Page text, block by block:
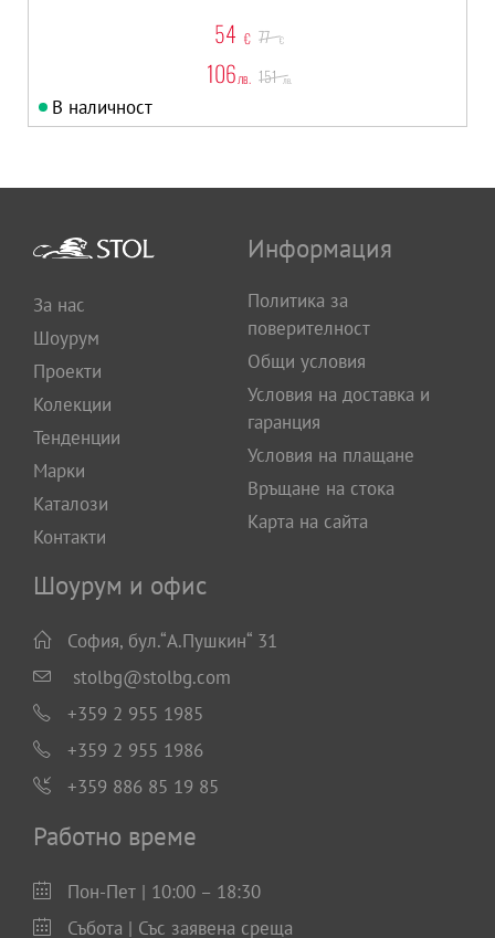
54 € 77 €
106лв. 151 лв.
В наличност
За нас
Шоурум
Проекти
Колекции
Тенденции
Марки
Каталози
Контакти
Информация
Политика за
поверителност
Общи условия
Условия на доставка и
гаранция
Условия на плащане
Връщане на стока
Карта на сайта
Шоурум и офис
София, бул.“А.Пушкин“ 31
stolbg@stolbg.com
+359 2 955 1985
+359 2 955 1986
+359 886 85 19 85
Работно време
Пон-Пет | 10:00 – 18:30
Събота | Със заявена среща